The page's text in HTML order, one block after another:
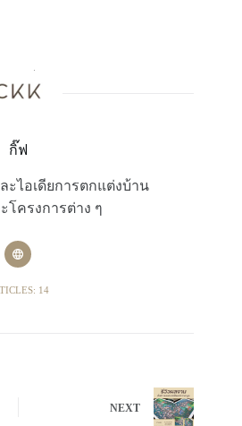
กิ๊ฟ
ะไอเดียการตกแต่งบ้าน
โครงการต่าง ๆ
14
NEXT